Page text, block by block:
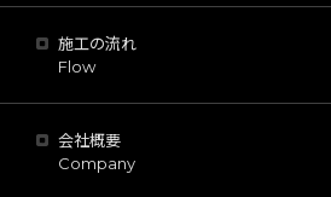
施工の流れ
Flow
会社概要
Company